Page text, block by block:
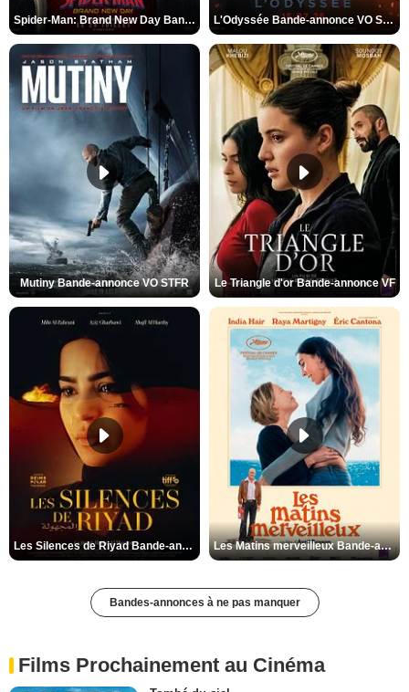
Spider-Man: Brand New Day Bande-annonce VO STFR L'Odyssée Bande-annonce VO STFR
Mutiny Bande-annonce VO STFR Le Triangle d'or Bande-annonce VF
Les Silences de Riyad Bande-annonce VO STFR Les Matins merveilleux Bande-annonce VF
Bandes-annonces à ne pas manquer
Films Prochainement au Cinéma